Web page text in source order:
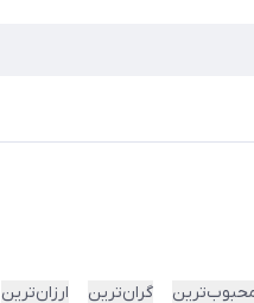
گران‌ترین ارزان‌ترین